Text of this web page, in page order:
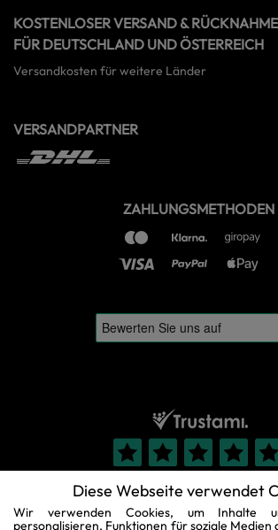
Diese Webseite verwendet
Wir verwenden Cookies, um Inhalte
personalisieren, Funktionen für soziale Medien
KOSTENLOSER VERSAND & RÜCKNAHME
FÜR DEUTSCHLAND UND ÖSTERREICH
Versandkosten für weitere Länder
VERSANDPARTNER
ZAHLUNGSMETHODEN